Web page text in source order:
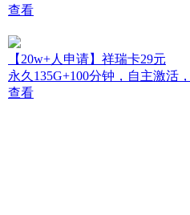
查看
【20w+人申请】祥瑞卡29元
永久135G+100分钟，自主激活
查看